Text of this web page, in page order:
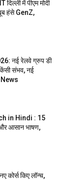
दिल्ली में पीएम मोदी
हंसे GenZ,
नई रेलवे ग्रुप डी
संभव, नई
in Hindi : 15
आसान भाषण,
कोर्स किए लॉन्च,